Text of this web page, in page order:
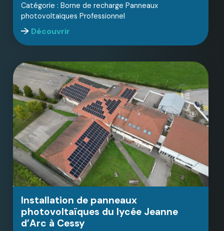
Catégorie : Borne de recharge Panneaux
photovoltaïques Professionnel
Découvrir
Installation de panneaux
photovoltaïques du lycée Jeanne
d’Arc à Cessy